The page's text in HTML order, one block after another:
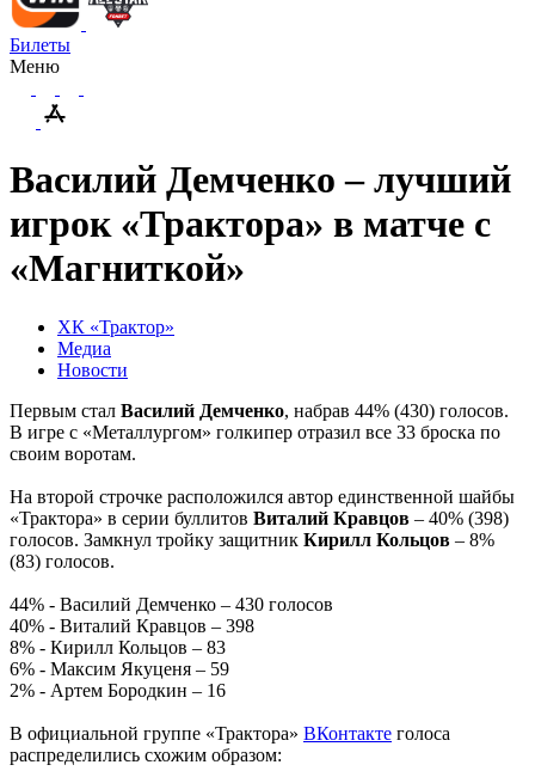
Билеты
Меню
Василий Демченко – лучший
игрок «Трактора» в матче с
«Магниткой»
ХК «Трактор»
Медиа
Новости
Первым стал Василий Демченко, набрав 44% (430) голосов.
В игре с «Металлургом» голкипер отразил все 33 броска по
своим воротам.
На второй строчке расположился автор единственной шайбы
«Трактора» в серии буллитов Виталий Кравцов – 40% (398)
голосов. Замкнул тройку защитник Кирилл Кольцов – 8%
(83) голосов.
44% - Василий Демченко – 430 голосов
40% - Виталий Кравцов – 398
8% - Кирилл Кольцов – 83
6% - Максим Якуценя – 59
2% - Артем Бородкин – 16
В официальной группе «Трактора» ВКонтакте голоса
распределились схожим образом: